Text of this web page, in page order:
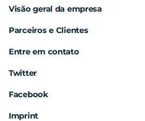
Visão geral da empresa
Parceiros e Clientes
Entre em contato
Twitter
Facebook
Imprint